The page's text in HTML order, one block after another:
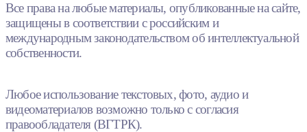
Все права на любые материалы, опубликованные на сайте,
защищены в соответствии с российским и
международным законодательством об интеллектуальной
собственности.
Любое использование текстовых, фото, аудио и
видеоматериалов возможно только с согласия
правообладателя (ВГТРК).